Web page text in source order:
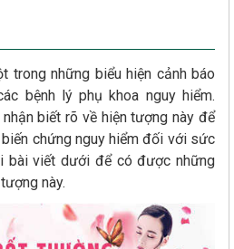
trong những biểu hiện cảnh báo
bệnh lý phụ khoa nguy hiểm.
biết rõ về hiện tượng này để
chứng nguy hiểm đối với sức
bài viết dưới để có được những
này.